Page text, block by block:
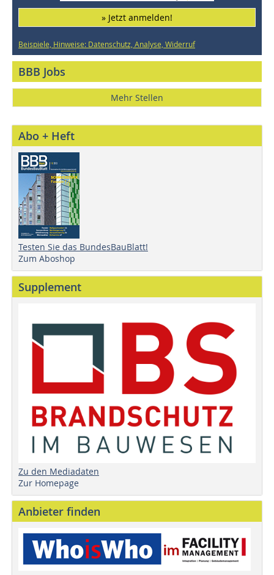
» Jetzt anmelden!
Beispiele, Hinweise: Datenschutz, Analyse, Widerruf
BBB Jobs
Mehr Stellen
Abo + Heft
Testen Sie das BundesBauBlatt!
Zum Aboshop
Supplement
Zu den Mediadaten
Zur Homepage
Anbieter finden